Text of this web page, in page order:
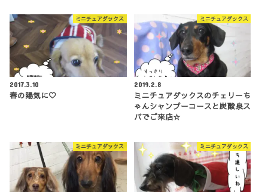
ミニチュアダックス
2017.3.10
春の陽気に♡
ミニチュアダックス
2019.2.8
ミニチュアダックスのチェリーち
ゃんシャンプーコースと炭酸泉ス
パでご来店☆
ミニチュアダックス ミニチュアダックス